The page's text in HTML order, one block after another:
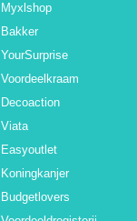
Myxlshop
Bakker
YourSurprise
Voordeelkraam
Decoaction
Viata
Easyoutlet
Koningkanjer
Budgetlovers